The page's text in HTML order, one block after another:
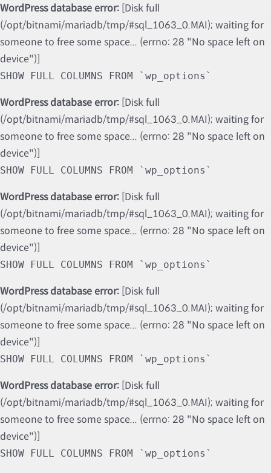
WordPress database error: [Disk full
(/opt/bitnami/mariadb/tmp/#sql_1063_0.MAI); waiting for
someone to free some space... (errno: 28 "No space left on
device")]
SHOW FULL COLUMNS FROM `wp_options`
WordPress database error: [Disk full
(/opt/bitnami/mariadb/tmp/#sql_1063_0.MAI); waiting for
someone to free some space... (errno: 28 "No space left on
device")]
SHOW FULL COLUMNS FROM `wp_options`
WordPress database error: [Disk full
(/opt/bitnami/mariadb/tmp/#sql_1063_0.MAI); waiting for
someone to free some space... (errno: 28 "No space left on
device")]
SHOW FULL COLUMNS FROM `wp_options`
WordPress database error: [Disk full
(/opt/bitnami/mariadb/tmp/#sql_1063_0.MAI); waiting for
someone to free some space... (errno: 28 "No space left on
device")]
SHOW FULL COLUMNS FROM `wp_options`
WordPress database error: [Disk full
(/opt/bitnami/mariadb/tmp/#sql_1063_0.MAI); waiting for
someone to free some space... (errno: 28 "No space left on
device")]
SHOW FULL COLUMNS FROM `wp_options`